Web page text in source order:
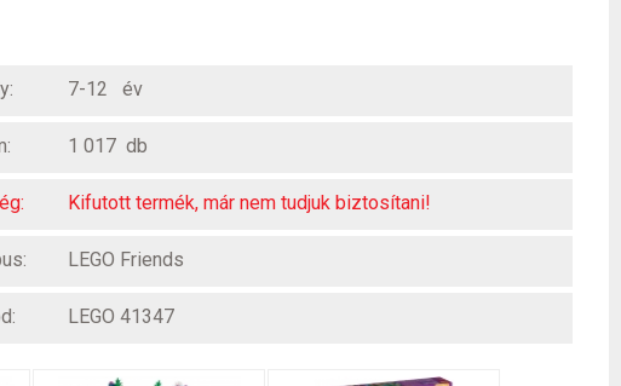
7-12 év
1 017 db
Kifutott termék, már nem tudjuk biztosítani!
LEGO Friends
LEGO 41347